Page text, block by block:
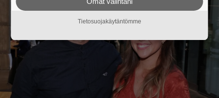
Tietosuojakäytäntömme